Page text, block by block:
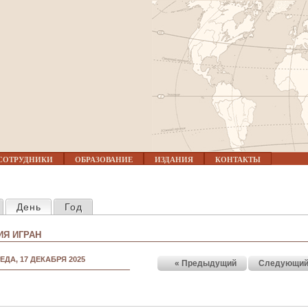
Jump to navigation
ОБРАЗОВАНИЕ ИЗДАНИЯ КОНТАКТЫ
День (активная вкладка)
Год
ИГРАН
17 ДЕКАБРЯ 2025 « Предыдущий